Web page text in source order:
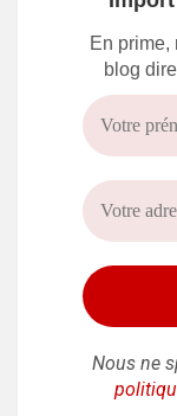
En prime,
blog
Nous ne